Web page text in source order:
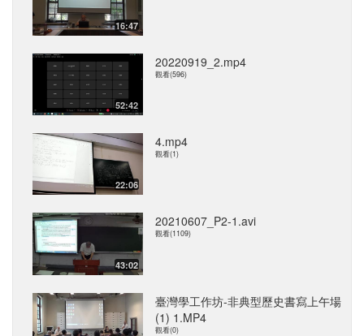
16:47
52:42
20220919_2.mp4
觀看(596)
22:06
4.mp4
觀看(1)
43:02
20210607_P2-1.avi
觀看(1109)
臺灣學工作坊-非典型歷史書寫上午場
(1) 1.MP4
觀看(0)